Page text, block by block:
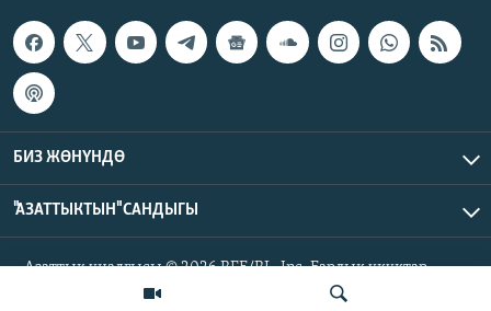
БИЗ ЖӨНҮНДӨ
"АЗАТТЫКТЫН" САНДЫГЫ
Азаттык үналгысы © 2026 RFE/RL, Inc. Бардык укуктар